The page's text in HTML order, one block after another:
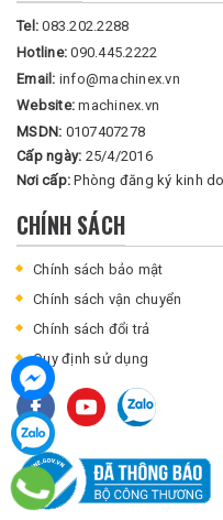
Tel:083.202.2288
Hotline:090.445.2222
Email: info@machinex.vn
Website:machinex.vn
MSDN: 0107407278
Cấp ngày: 25/4/2016
Nơi cấp:Phòng đăng ký kinh
CHÍNH SÁCH
Chính sách bảo mật
Chính sách vận chuyển
Chính sách đổi trả
Quy định sử dụng